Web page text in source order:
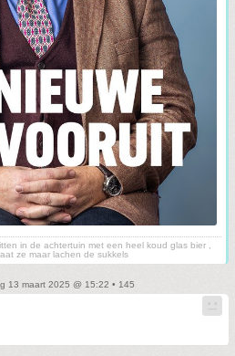
in de achtertuin met een heel koud glas bier ,
ze maar lachen de sukkels
13 maart 2025 @ 15:22 • 145